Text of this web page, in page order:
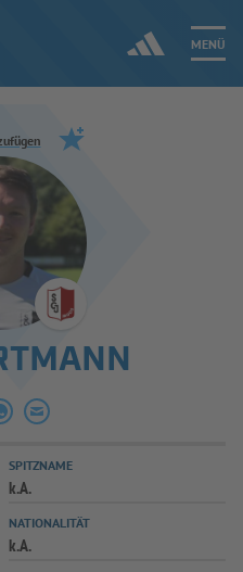
MENÜ
Jetzt einloggen
SPIELPLUS
SPITZNAME
k.A.
NATIONALITÄT
k.A.